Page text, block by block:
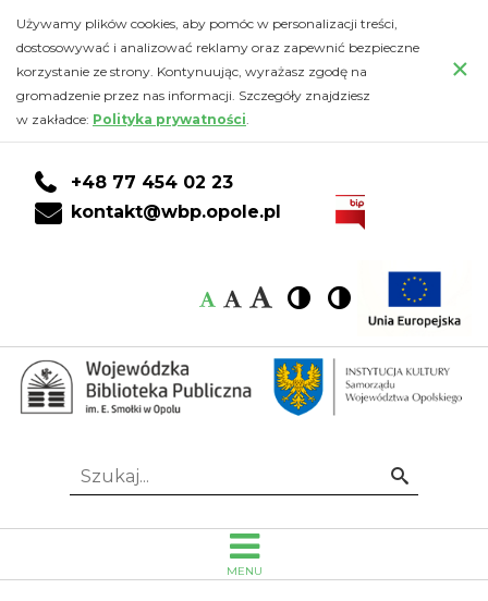
Kalendarz
Wojewódzka
Biblioteka
Publiczna
Emanuela
Smołki
w
Opolu
do
głównej
treści
DO
KONTA
CZYTELNIKA
DO
WYSZUKIWARKI
do
stopki
Używamy plików cookies, aby pomóc w personalizacji treści,
dostosowywać i analizować reklamy oraz zapewnić bezpieczne
korzystanie ze strony. Kontynuując, wyrażasz zgodę na
gromadzenie przez nas informacji. Szczegóły znajdziesz
w zakładce: Polityka prywatności.
×
+48 77 454 02 23
kontakt@wbp.opole.pl
Czcionka:
Czcionka
Czcionka
Czcionka
Wysoki
kontrast
Wysoki
kontrast
Idź
Szukaj...
MENU